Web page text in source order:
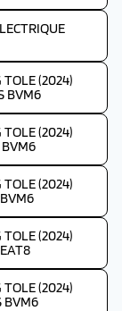
TOLE (2024)
BVM6
TOLE (2024)
BVM6
TOLE (2024)
TOLE (2024)
TOLE (2024)
BVM6